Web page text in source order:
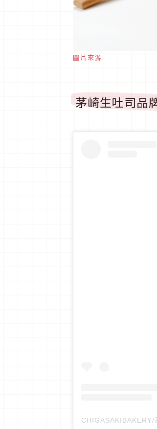
圖片來源
茅崎生吐司品